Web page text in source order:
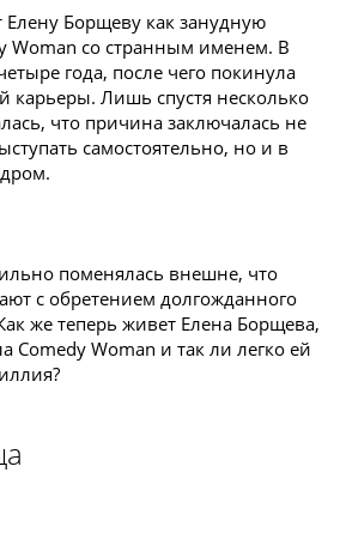
Елену Борщеву как занудную
Woman со странным именем. В
года, после чего покинула
карьеры. Лишь спустя несколько
что причина заключалась не
самостоятельно, но и в
поменялась внешне, что
с обретением долгожданного
же теперь живет Елена Борщева,
Comedy Woman и так ли легко ей